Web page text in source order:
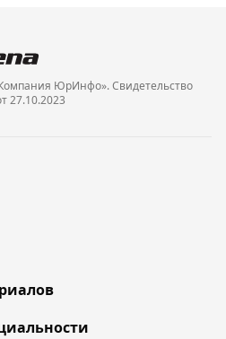
ЮрИнфо». Cвидетельство
27.10.2023